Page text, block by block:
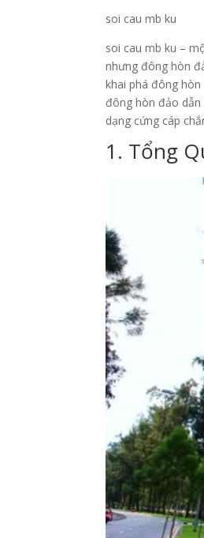
soi cau mb ku
soi cau mb ku –
nhưng đông hòn
khai phá đông
đông hòn đảo
dạng cứng cáp
1. Tổng